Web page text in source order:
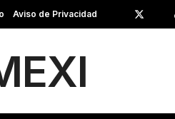
Aviso de Privacidad